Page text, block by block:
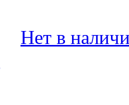
Нет в